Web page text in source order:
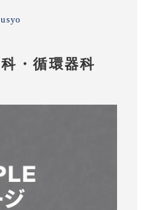
・循環器科